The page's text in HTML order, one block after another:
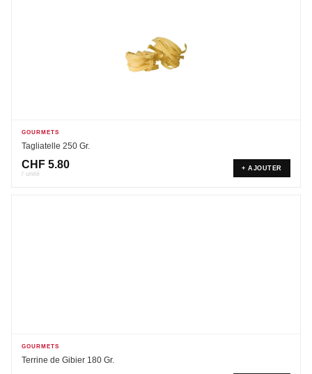
GOURMETS
Tagliatelle 250 Gr.
CHF 5.80
/ unité
+ AJOUTER
GOURMETS
Terrine de Gibier 180 Gr.